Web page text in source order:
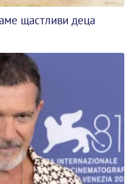
щастливи деца